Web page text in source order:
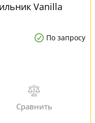
Vanilla
По запросу